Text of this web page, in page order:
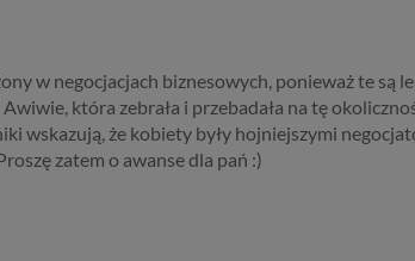
w negocjacjach biznesowych, ponieważ te są
która zebrała i przebadała na tę
wskazują, że kobiety były hojniejszymi
zatem o awanse dla pań :)
takich jak między innymi usługi
przedstawiamy skrót najważniejszych zagadnień
Twoich danych osobowych, jakie może mieć
z korzystaniem z naszych usług. Prosimy